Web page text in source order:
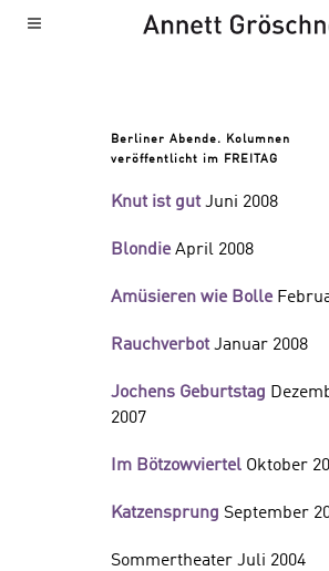
Berliner Abende. Kolumnen
veröffentlicht im FREITAG
Knut ist gut Juni 2008
Blondie April 2008
Amüsieren wie Bolle
Rauchverbot Januar 2008
Jochens Geburtstag
2007
Im Bötzowviertel Oktober
Katzensprung September
Sommertheater Juli 2004